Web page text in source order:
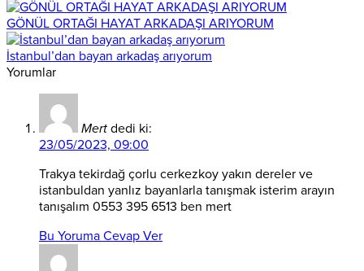
GÖNÜL ORTAĞI HAYAT ARKADAŞI ARIYORUM
İstanbul’dan bayan arkadaş arıyorum
Yorumlar
Mert dedi ki:
23/05/2023, 09:00
Trakya tekirdağ çorlu cerkezkoy yakın dereler ve
istanbuldan yanlız bayanlarla tanışmak isterim arayın
tanışalım 0553 395 6513 ben mert
Bu Yoruma Cevap Ver